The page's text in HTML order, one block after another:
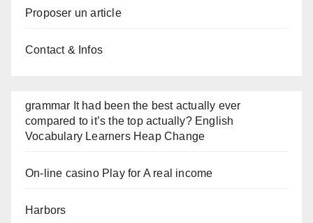
Proposer un article
Contact & Infos
grammar It had been the best actually ever
compared to it’s the top actually? English
Vocabulary Learners Heap Change
On-line casino Play for A real income
Harbors